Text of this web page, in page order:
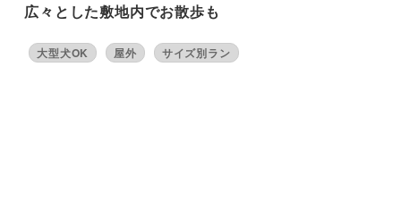
広々とした敷地内でお散歩も
大型犬OK 屋外 サイズ別ラン